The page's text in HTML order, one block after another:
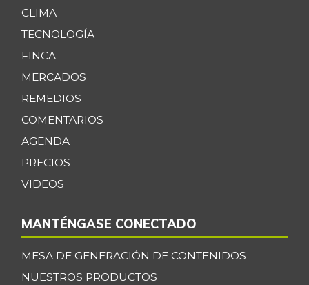
CLIMA
TECNOLOGÍA
FINCA
MERCADOS
REMEDIOS
COMENTARIOS
AGENDA
PRECIOS
VIDEOS
MANTÉNGASE CONECTADO
MESA DE GENERACIÓN DE CONTENIDOS
NUESTROS PRODUCTOS